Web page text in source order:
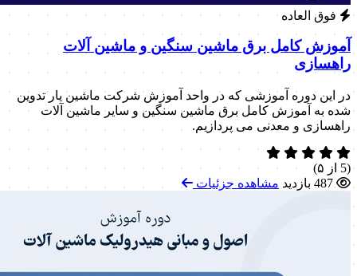
فوق العاده
آموزش کامل برق ماشین سنگین و ماشین آلات
راهسازی
در این دوره آموزشی که در واحد آموزش شرکت ماشین یار تدوین
شده به آموزش کامل برق ماشین سنگین و سایر ماشین آلات
راهسازی و معدنی می پردازیم.
(5 از ۵)
مشاهده جزئیات